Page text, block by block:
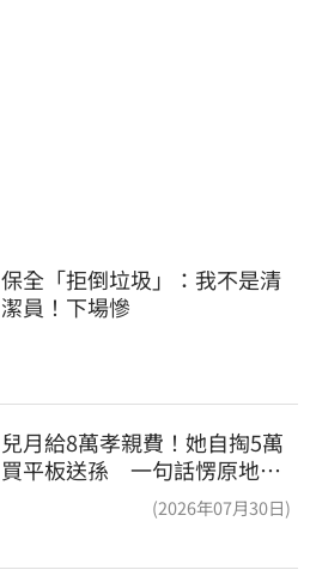
保全「拒倒垃圾」：我不是清
潔員！下場慘
兒月給8萬孝親費！她自掏5萬
買平板送孫 一句話愣原地
(2026年07月30日)